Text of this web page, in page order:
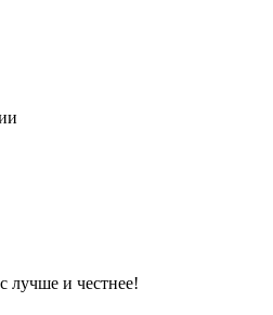
лучше и честнее!